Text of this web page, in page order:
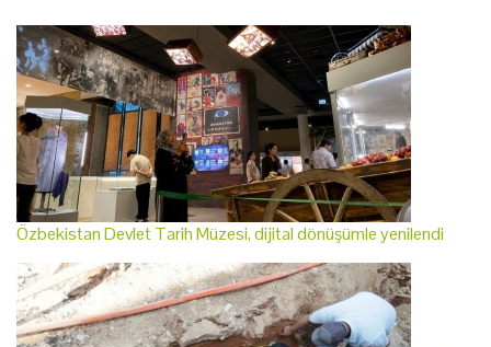
Özbekistan Devlet Tarih Müzesi, dijital dönüşümle yenilendi